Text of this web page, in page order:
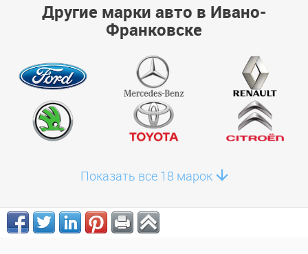
Другие марки авто в Ивано-
Франковске
Показать все 18 марок